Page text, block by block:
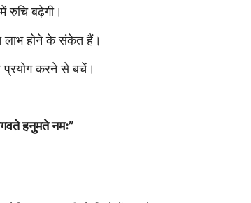
रुचि बढ़ेगी।
लाभ होने के संकेत हैं।
प्रयोग करने से बचें।
हनुमते नमः”